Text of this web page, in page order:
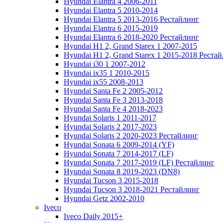
Hyundai Elantra 5 2010-2014
Hyundai Elantra 5 2013-2016 Рестайлинг
Hyundai Elantra 6 2015-2019
Hyundai Elantra 6 2018-2020 Рестайлинг
Hyundai H1 2, Grand Starex 1 2007-2015
Hyundai H1 2, Grand Starex 1 2015-2018
Hyundai i30 1 2007-2012
Hyundai ix35 1 2010-2015
Hyundai ix55 2008-2013
Hyundai Santa Fe 2 2005-2012
Hyundai Santa Fe 3 2013-2018
Hyundai Santa Fe 4 2018-2023
Hyundai Solaris 1 2011-2017
Hyundai Solaris 2 2017-2023
Hyundai Solaris 2 2020-2023 Рестайлинг
Hyundai Sonata 6 2009-2014 (YF)
Hyundai Sonata 7 2014-2017 (LF)
Hyundai Sonata 7 2017-2019 (LF) Рестайлинг
Hyundai Sonata 8 2019-2023 (DN8)
Hyundai Tucson 3 2015-2018
Hyundai Tucson 3 2018-2021 Рестайлинг
Hyundai Getz 2002-2010
Iveco
Iveco Daily 2015+